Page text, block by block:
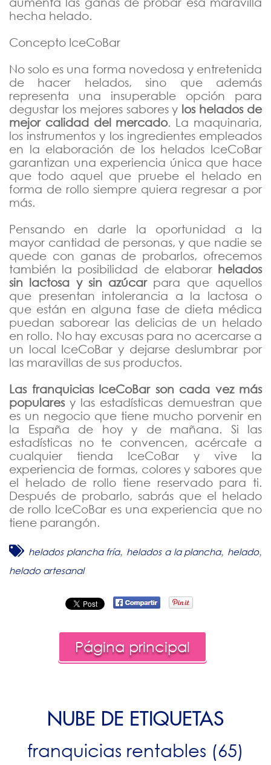
hecha helado.
Concepto IceCoBar
No solo es una forma novedosa y entretenida
de hacer helados, sino que además
representa una insuperable opción para
degustar los mejores sabores y los helados de
mejor calidad del mercado. La maquinaria,
los instrumentos y los ingredientes empleados
en la elaboración de los helados IceCoBar
garantizan una experiencia única que hace
que todo aquel que pruebe el helado en
forma de rollo siempre quiera regresar a por
más.
Pensando en darle la oportunidad a la
mayor cantidad de personas, y que nadie se
quede con ganas de probarlos, ofrecemos
también la posibilidad de elaborar helados
sin lactosa y sin azúcarpara que aquellos
que presentan intolerancia a la lactosa o
que están en alguna fase de dieta médica
puedan saborear las delicias de un helado
en rollo. No hay excusas para no acercarse a
un local IceCoBar y dejarse deslumbrar por
las maravillas de sus productos.
Las franquicias IceCoBar son cada vez más
popularesy las estadísticas demuestran que
es un negocio que tiene mucho porvenir en
la España de hoy y de mañana. Si las
estadísticas no te convencen, acércate a
cualquier tienda IceCoBar y vive la
experiencia de formas, colores y sabores que
el helado de rollo tiene reservado para ti.
Después de probarlo, sabrás que el helado
de rollo IceCoBar es una experiencia que no
tiene parangón.
helados plancha fría, helados a la plancha, helado,
helado artesanal
Página principal
NUBE DE ETIQUETAS
franquicias rentables (65)